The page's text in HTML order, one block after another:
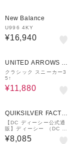
New Balance
U996 4KY
¥16,940
UNITED ARROWS O
UTLET
クラシック スニーカー3
5↑
¥11,880
QUIKSILVER FACTO
RY OUTLET STORE
【DC ディーシー公式通
販】ディーシー （DC S
HOES）【OUTLET】D
C Shoes MANTECA 4
¥8,085